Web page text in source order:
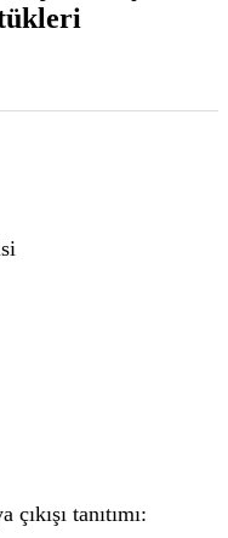
tanıtımı: